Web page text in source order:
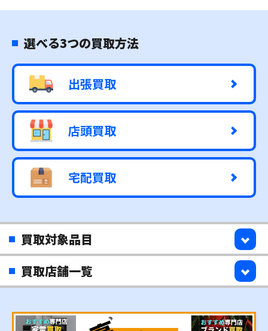
選べる3つの買取方法
出張買取
店頭買取
宅配買取
買取対象品目
買取店舗一覧